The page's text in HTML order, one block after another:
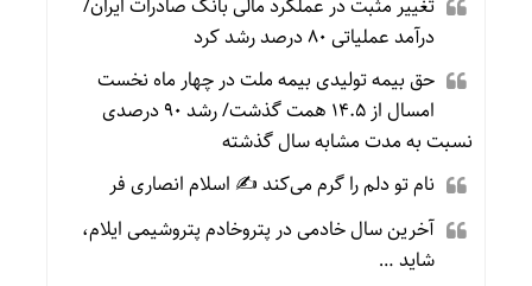
تغییر مثبت در عملکرد مالی بانک صادرات ایران/
درآمد عملیاتی ۸۰ درصد رشد کرد
حق بیمه تولیدی بیمه ملت در چهار ماه نخست
امسال از ۱۴.۵ همت گذشت/ رشد ۹۰ درصدی
نسبت به مدت مشابه سال گذشته
نام تو دلم را گرم می‌کند ✍️ اسلام انصاری فر
آخرین سال خادمی در پتروخادم پتروشیمی ایلام،
شاید …